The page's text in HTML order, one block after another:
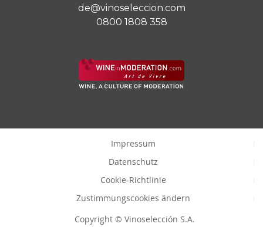
de@vinoseleccion.com
0800 1808 358
Impressum
Datenschutz
Cookie-Richtlinie
Zustimmungscookies ändern
Copyright © Vinoselección S.A.